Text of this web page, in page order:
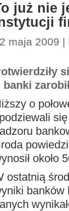
już nie
maja 2009 |
banki
o
około
ostatnią
banków